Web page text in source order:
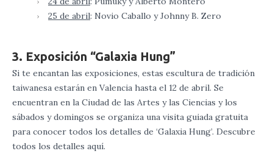
25 de abril: Novio Caballo y Johnny B. Zero
3. Exposición “Galaxia Hung”
Si te encantan las exposiciones, estas escultura de tradición
taiwanesa estarán en Valencia hasta el 12 de abril. Se
encuentran en la Ciudad de las Artes y las Ciencias y los
sábados y domingos se organiza una visita guiada gratuita
para conocer todos los detalles de ‘Galaxia Hung’. Descubre
todos los detalles aquí.